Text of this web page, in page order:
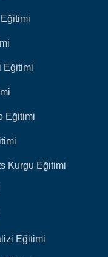
Eğitimi
Eğitimi
Kurgu Eğitimi
Eğitimi